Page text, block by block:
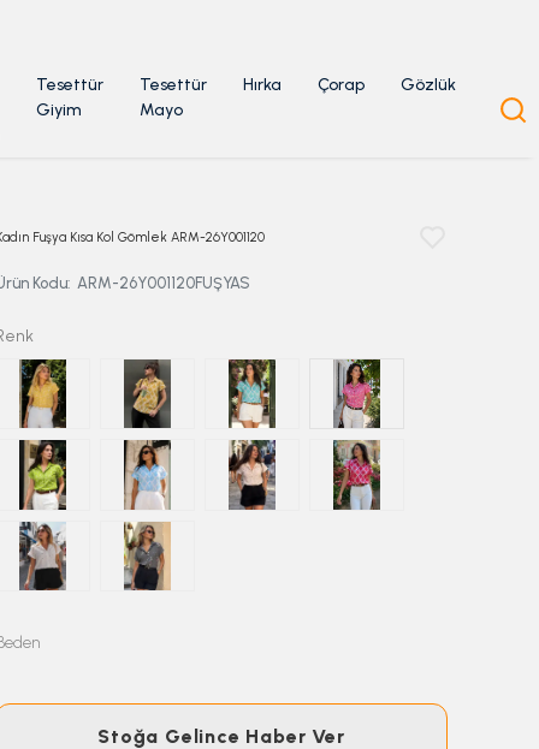
Tesettür
Giyim
Tesettür
Mayo
Hırka Çorap Gözlük
Fuşya Kısa Kol Gömlek ARM-26Y001120
Kodu: ARM-26Y001120FUŞYAS
Stoğa Gelince Haber Ver